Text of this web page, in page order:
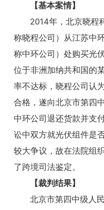
【基本案情】
2014年，北京晓程
称晓程公司）从江苏中
称中环公司）处购买光
位于非洲加纳共和国的
率不达标，晓程公司认
合格，遂向北京市第四
中环公司退还货款并支
讼中双方就光伏组件是
较大争议，故在法院组
了跨境司法鉴定。
【裁判结果】
北京市第四中级人